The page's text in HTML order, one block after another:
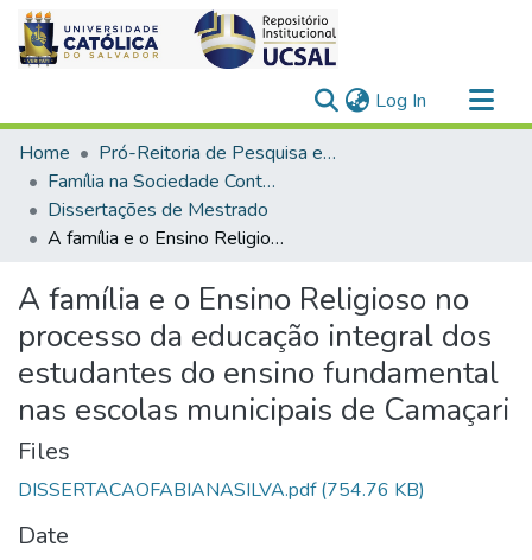
Log In (current)
Communities & Collections
All of DSpace
Statistics
Home
Pró-Reitoria de Pesquisa e Pós-Graduação > Stricto Sensu
Família na Sociedade Contemporânea
Dissertações de Mestrado
A família e o Ensino Religioso no processo da educação integral dos estudantes do ensino fundamental nas escolas municipais de Camaçari
A família e o Ensino Religioso no
processo da educação integral dos
estudantes do ensino fundamental
nas escolas municipais de Camaçari
Files
DISSERTACAOFABIANASILVA.pdf(754.76 KB)
Date